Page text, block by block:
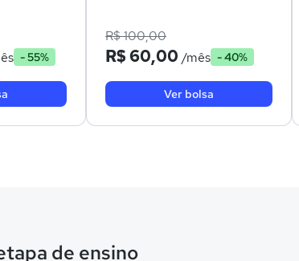
- 55%
R$ 100,00
R$ 60,00 /mês - 40%
Ver bolsa
de ensino